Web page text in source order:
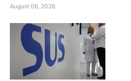
August 06, 2026